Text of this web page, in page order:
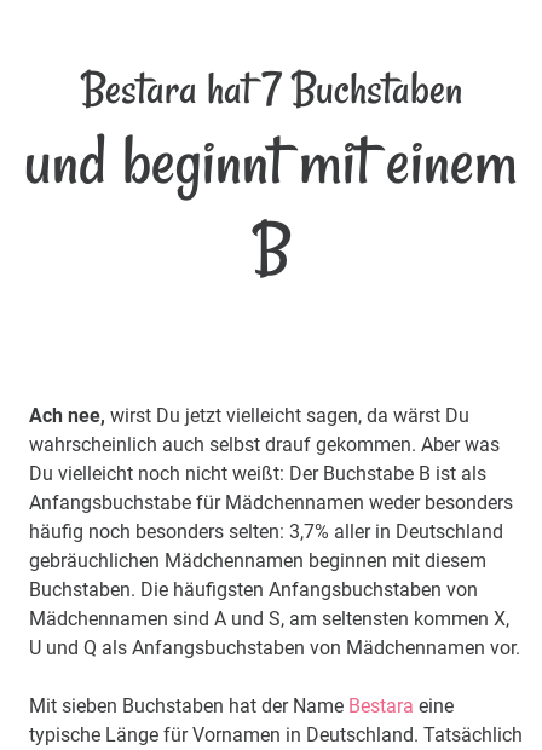
Bestara hat 7 Buchstaben
und beginnt mit einem
B
Ach nee, wirst Du jetzt vielleicht sagen, da wärst Du
wahrscheinlich auch selbst drauf gekommen. Aber was
Du vielleicht noch nicht weißt: Der Buchstabe B ist als
Anfangsbuchstabe für Mädchennamen weder besonders
häufig noch besonders selten: 3,7% aller in Deutschland
gebräuchlichen Mädchennamen beginnen mit diesem
Buchstaben. Die häufigsten Anfangsbuchstaben von
Mädchennamen sind A und S, am seltensten kommen X,
U und Q als Anfangsbuchstaben von Mädchennamen vor.
Mit sieben Buchstaben hat der Name Bestara eine
typische Länge für Vornamen in Deutschland. Tatsächlich